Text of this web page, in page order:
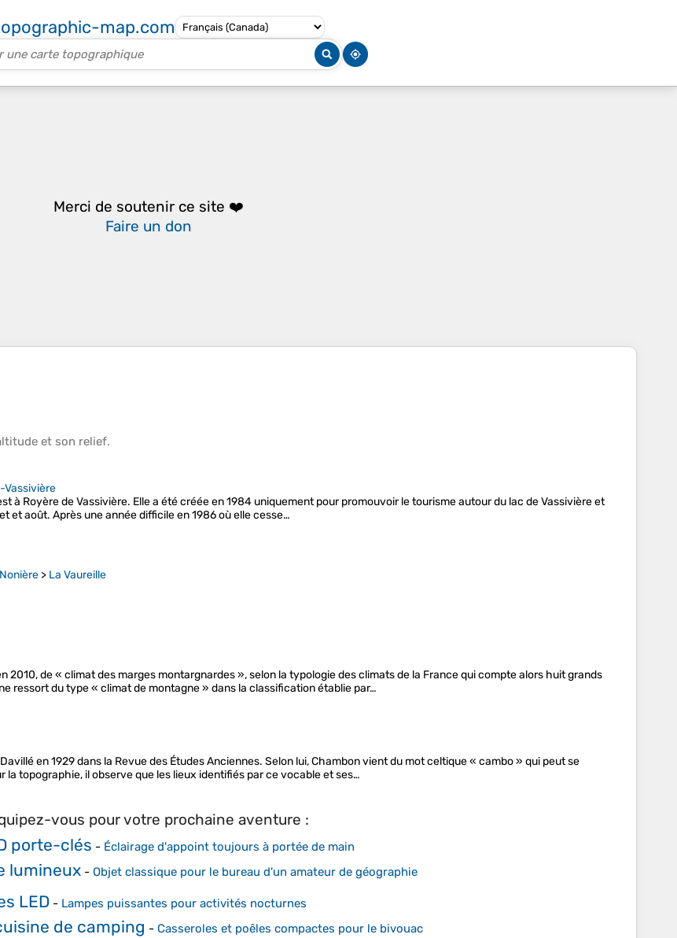
map.com
Merci de soutenir ce site ❤️
Faire un don
et son relief.
Vassivière
à Royère de Vassivière. Elle a été créée en 1984 uniquement pour promouvoir le tourisme autour du lac de Vassivière et
et août. Après une année difficile en 1986 où elle cesse…
> La Vaureille
2010, de « climat des marges montargnardes », selon la typologie des climats de la France qui compte alors huit grands
ressort du type « climat de montagne » dans la classification établie par…
en 1929 dans la Revue des Études Anciennes. Selon lui, Chambon vient du mot celtique « cambo » qui peut se
topographie, il observe que les lieux identifiés par ce vocable et ses…
vous pour votre prochaine aventure :
porte-clés - Éclairage d'appoint toujours à portée de main
lumineux - Objet classique pour le bureau d'un amateur de géographie
LED - Lampes puissantes pour activités nocturnes
de camping - Casseroles et poêles compactes pour le bivouac